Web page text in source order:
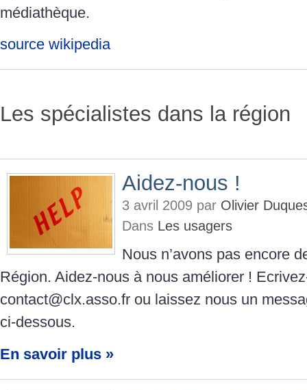
médiathèque.
source wikipedia
Les spécialistes dans la région
Aidez-nous !
3 avril 2009 par Olivier
Dans Les usagers
Nous n’avons pas encore
Région. Aidez-nous à nous améliorer !
contact@clx.asso.fr ou laissez nous un
ci-dessous.
En savoir plus »